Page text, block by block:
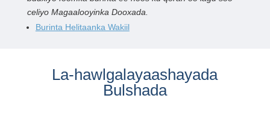
celiyo Magaalooyinka Dooxada.
Burinta Helitaanka Wakiil
La-hawlgalayaashayada
Bulshada